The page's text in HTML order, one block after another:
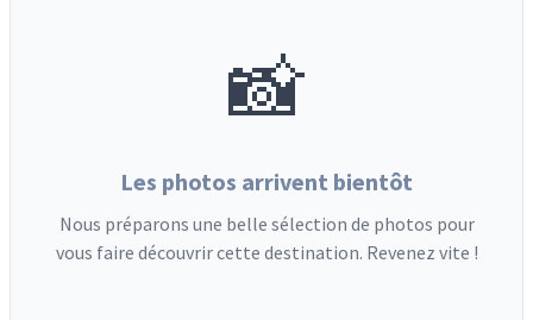
📸
Les photos arrivent bientôt
Nous préparons une belle sélection de photos pour
vous faire découvrir cette destination. Revenez vite !